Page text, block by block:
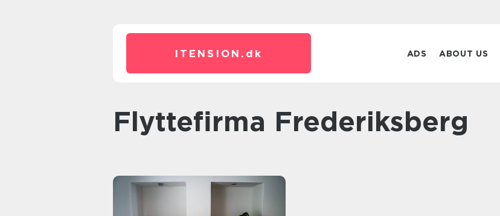
ITENSION. dk ADS ABOUT US
flyttefirma Frederiksberg